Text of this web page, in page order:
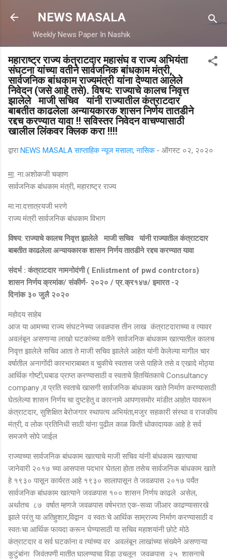
मुख्य सामग्रीवर वगळा
NEWS MASALA
Weekly News Paper In Nashik
महाराष्ट्र राज्य कंत्राटदार महासंघ व राज्य अभियंता
संघटना यांच्या वतीने सार्वजनिक बांधकाम मंत्री,
सार्वजनिक बांधकाम राज्यमंत्री यांना देण्यात आलेले
निवेदन (जसे आहे तसे). विषय: राज्याचे कालच निवृत्त
झालेले माजी सचिव यांनी राज्यातील कंत्राटदार
बाबतीत काढलेला अन्यायकारक शासन निर्णय तातडीने
रद्दच करण्यात यावा !! सविस्तर निवेदन वाचण्यासाठी
खालील लिंकवर क्लिक करा !!!!
द्वाराNEWS MASALA साप्ताहिक न्यूज मसाला, नासिक - ऑगस्ट ०२, २०२०
मा. ना.अशोकजी चव्हाण
सार्वजनिक बांधकाम मंत्री, महाराष्ट्र राज्य
मा.ना.दत्तात्रयजी भरणे
राज्य मंत्री सार्वजनिक बांधकाम विभाग
विषय: राज्याचे कालच निवृत्त झालेले माजी सचिव यांनी राज्यातील कंत्राटदार
बाबतीत काढलेला अन्यायकारक शासन निर्णय तातडीने रद्दच करण्यात यावा
संदर्भ : कंत्राटदार नामनोदंणी ( Enlistment of pwd contrctors)
शासन निर्णय क्रमांक/ संकीर्ण- २०२० / प्र.क्र१४७/ इमारत -२
दिनांक ३० जुलै २०२०
महोदय साहेब
आज या आमच्या राज्य संघटनेच्या जवळपास तीन लाख कंत्राटदाराच्या व त्यावर
अवलंबून असणाऱ्या लाखो घटकांच्या वतीने सार्वजनिक बांधकाम खात्यातील कालच
निवृत्त झालेले सचिव आता ते माजी सचिव झालेले आहेत यांनी केलेल्या मागील चार
वर्षातील अनागोंदी कारभाराबाबत व चुकीचे स्वतास जसे पाहिजे तसे व एखादे मोठ्या
आर्थिक गोष्टी,घबाड प्राप्त करण्यासाठी व स्वताचे हितचिंतकाचे Consultancy
company ,व प्रति स्वताचे खासगी सार्वजनिक बांधकाम खाते निर्माण करण्यासाठी
घेतलेल्या शासन निर्णय चा दुष्टहेतु व कारनामे आपणासमोर मांडीत आहोत यावरून
कंत्राटदार, सुशिक्षित बेरोजगार स्थापत्य अभियंता,मजुर सहकारी संस्था व राजकीय
मंत्री, व लोक प्रतिनिधी साठी यांना पुढील काळ किती धोकादायक आहे हे सर्व
समजणे सोपे जाईल
राज्याच्या सार्वजनिक बांधकाम खात्याचे माजी सचिव यांनी बांधकाम खात्याचा
जानेवारी २०१७ च्या आसपास पदभार घेतला होता तसेच सार्वजनिक बांधकाम खाते
हे १९३० पासून कार्यरत आहे १९३० सालापासून ते जवळपास २०१७ पर्यंत
सार्वजनिक बांधकाम खात्याने जवळपास १०० शासन निर्णय काढले असेल,
अर्थातच ८७ वर्षात म्हणजे जवळपास वर्षभरात एक-सव्वा जीआर काढण्यासारखे
झाले परंतु या अतिहुशार,विद्वान व स्वतःचे आर्थिक साम्राज्य निर्माण करण्यासाठी व
स्वतःचा आर्थिक फायदा करून घेण्यासाठी या सचिव महाशयांनी छोटे मोठे
कंत्राटदार व सर्व घटकांना व त्यांच्या वर अवलंबून लाखांच्या संख्येने असणाऱ्या
कुटुंबांना जिवंतपणी मातीत घालण्याचा विडा उचलून जवळपास २५ शासनाचे